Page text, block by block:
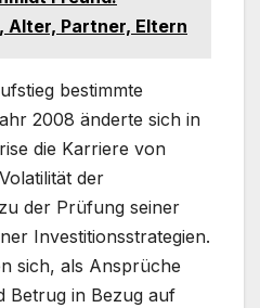
Alter, Partner, Eltern
bestimmte
2008 änderte sich in
die Karriere von
der
der Prüfung seiner
Investitionsstrategien.
sich, als Ansprüche
Betrug in Bezug auf